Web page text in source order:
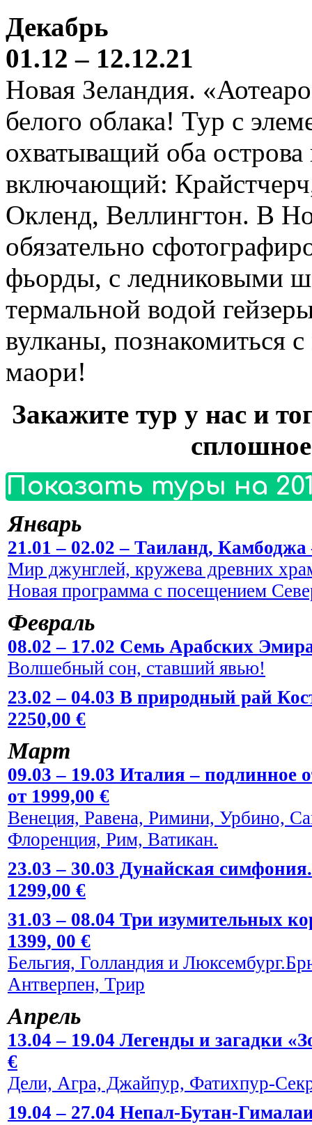
Декабрь
01.12 – 12.12.21
Новая Зеландия.
белого облака! Тур с
охватыващий оба
включающий:
Окленд, Веллингтон. В
обязательно
фьорды, с ледниковыми
термальной водой
вулканы, познакомиться
маори!
Закажите тур у нас и
Показать туры на
Январь
21.01 – 02.02 – Таиланд,
Мир джунглей, кружева древних
Новая программа с посещением
Февраль
08.02 – 17.02 Семь Арабских
Волшебный сон, ставший явью!
23.02 – 04.03 В природный рай
2250,00 €
Март
09.03 – 19.03 Италия –
от 1999,00 €
Венеция, Равена, Римини, Урбино,
Флоренция, Рим, Ватикан.
23.03 – 30.03 Дунайская
1299,00 €
31.03 – 08.04 Три изумительных
1399, 00 €
Бельгия, Голландия и
Антверпен, Трир
Апрель
13.04 – 19.04 Легенды и загадки
€
Дели, Агра, Джайпур, Фатихпур-
19.04 – 27.04 Непал-Бутан-